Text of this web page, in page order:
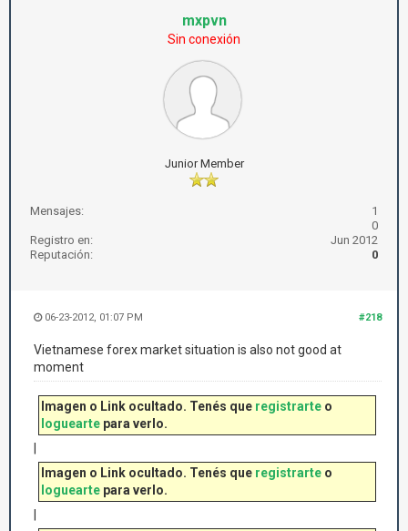
mxpvn
Sin conexión
Junior Member
Mensajes:
1
0
Registro en:
Jun 2012
Reputación:
0
#218
06-23-2012, 01:07 PM
Vietnamese forex market situation is also not good at
moment
Imagen o Link ocultado. Tenés que registrarte o
loguearte para verlo.
Imagen o Link ocultado. Tenés que registrarte o
loguearte para verlo.